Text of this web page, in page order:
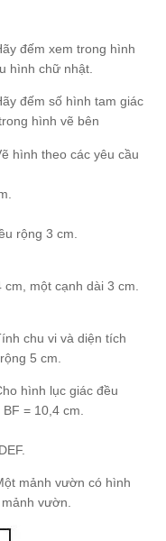
đếm xem trong hình
hình chữ nhật.
đếm số hình tam giác
hình vẽ bên
hình theo các yêu cầu
rộng 3 cm.
một cạnh dài 3 cm.
chu vi và diện tích
5 cm.
hình lục giác đều
= 10,4 cm.
mảnh vườn có hình
vườn.